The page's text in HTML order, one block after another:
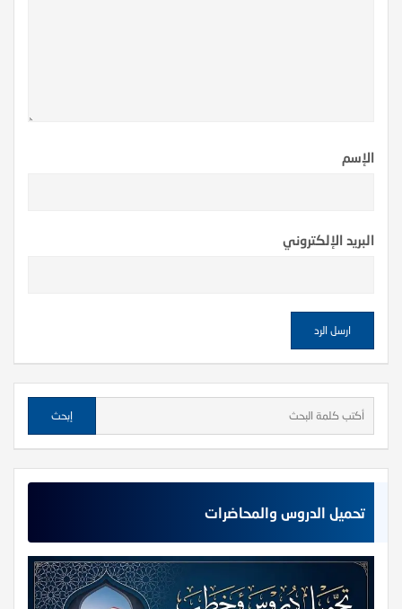
الإسم
البريد الإلكتروني
تحميل الدروس والمحاضرات